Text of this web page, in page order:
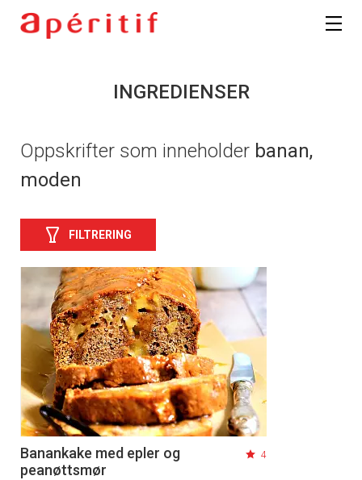
INGREDIENSER
Oppskrifter som inneholder banan,
moden
FILTRERING
Banankake med epler og
peanøttsmør
4